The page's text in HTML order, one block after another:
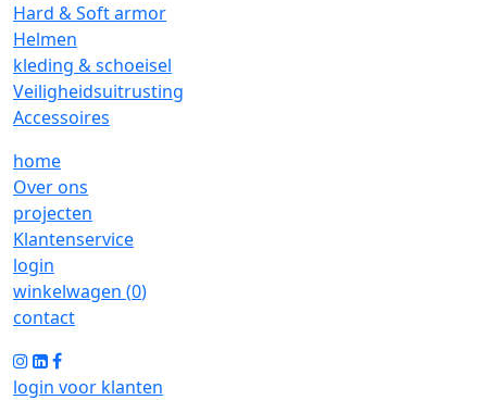
Hard & Soft armor
Helmen
kleding & schoeisel
Veiligheidsuitrusting
Accessoires
home
Over ons
projecten
Klantenservice
login
winkelwagen (0)
contact
login voor klanten